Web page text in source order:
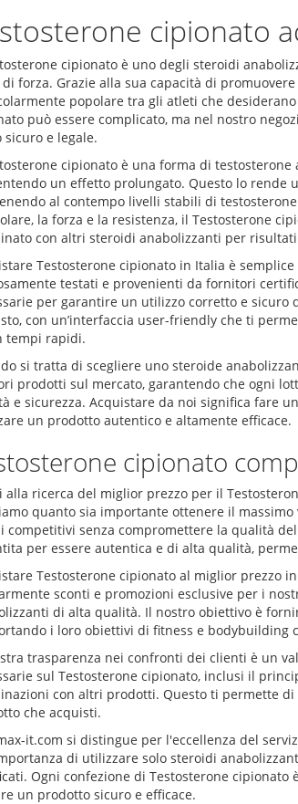
cipionato
cipionato è uno degli steroidi
forza. Grazie alla sua capacità di
popolare tra gli atleti che
può essere complicato, ma nel nostro
sicuro e legale.
cipionato è una forma di
un effetto prolungato. Questo lo
al contempo livelli stabili di
la forza e la resistenza, il Testosterone
con altri steroidi anabolizzanti per
Testosterone cipionato in Italia è
testati e provenienti da fornitori
per garantire un utilizzo corretto e
con un’interfaccia user-friendly che ti
tempi rapidi.
si tratta di scegliere uno steroide
prodotti sul mercato, garantendo che ogni
e sicurezza. Acquistare da noi significa fare
un prodotto autentico e altamente efficace.
cipionato
alla ricerca del miglior prezzo per il
quanto sia importante ottenere il
competitivi senza compromettere la qualità
per essere autentica e di alta qualità,
Testosterone cipionato al miglior prezzo
sconti e promozioni esclusive per i
di alta qualità. Il nostro obiettivo è
i loro obiettivi di fitness e bodybuilding
trasparenza nei confronti dei clienti è un
sul Testosterone cipionato, inclusi il
con altri prodotti. Questo ti permette
che acquisti.
it.com si distingue per l'eccellenza del
di utilizzare solo steroidi
Ogni confezione di Testosterone
un prodotto sicuro e efficace.